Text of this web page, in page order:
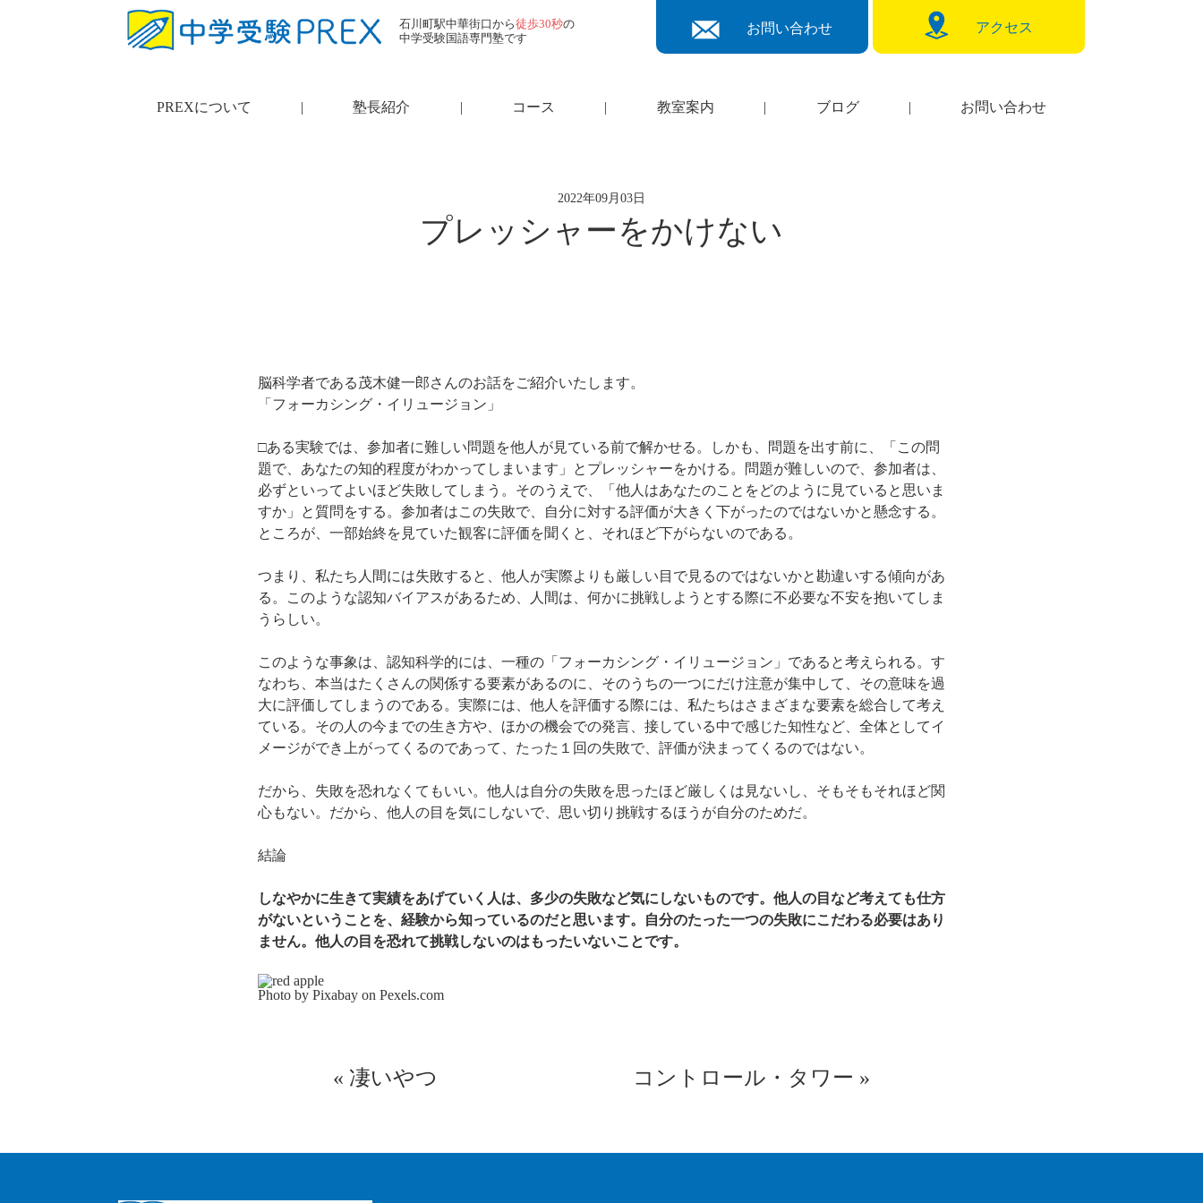
石川町駅中華街口から徒歩30秒の
中学受験国語専門塾です
お問い合わせ アクセス
PREXについて | 塾長紹介 | コース | 教室案内 | ブログ | お問い合わせ
2022年09月03日
プレッシャーをかけない
脳科学者である茂木健一郎さんのお話をご紹介いたします。
「フォーカシング・イリュージョン」
□ある実験では、参加者に難しい問題を他人が見ている前で解かせる。しかも、問題を出す前に、「この問
題で、あなたの知的程度がわかってしまいます」とプレッシャーをかける。問題が難しいので、参加者は、
必ずといってよいほど失敗してしまう。そのうえで、「他人はあなたのことをどのように見ていると思いま
すか」と質問をする。参加者はこの失敗で、自分に対する評価が大きく下がったのではないかと懸念する。
ところが、一部始終を見ていた観客に評価を聞くと、それほど下がらないのである。
つまり、私たち人間には失敗すると、他人が実際よりも厳しい目で見るのではないかと勘違いする傾向があ
る。このような認知バイアスがあるため、人間は、何かに挑戦しようとする際に不必要な不安を抱いてしま
うらしい。
このような事象は、認知科学的には、一種の「フォーカシング・イリュージョン」であると考えられる。す
なわち、本当はたくさんの関係する要素があるのに、そのうちの一つにだけ注意が集中して、その意味を過
大に評価してしまうのである。実際には、他人を評価する際には、私たちはさまざまな要素を総合して考え
ている。その人の今までの生き方や、ほかの機会での発言、接している中で感じた知性など、全体としてイ
メージができ上がってくるのであって、たった１回の失敗で、評価が決まってくるのではない。
だから、失敗を恐れなくてもいい。他人は自分の失敗を思ったほど厳しくは見ないし、そもそもそれほど関
心もない。だから、他人の目を気にしないで、思い切り挑戦するほうが自分のためだ。
結論
しなやかに生きて実績をあげていく人は、多少の失敗など気にしないものです。他人の目など考えても仕方
がないということを、経験から知っているのだと思います。自分のたった一つの失敗にこだわる必要はあり
ません。他人の目を恐れて挑戦しないのはもったいないことです。
Photo by Pixabay on Pexels.com
« 凄いやつ コントロール・タワー »